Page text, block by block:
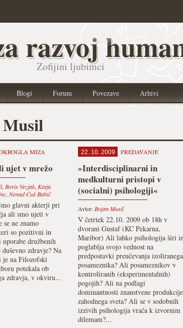
razvoj
Zofijini ljubimci
Blogi Forum Povezave Arhivi
MIZA
ujet v mrežo
, Boris Vezjak, Katja
, Nenad Čuš Babič
glavni akterji pri
ali smo ujeti v
se ne znamo
so pozitivni in
družbenih
zdravje? Na
na Filozofski
potekala ob
zdravja, v okviru...
22. 10. 2009 PREDAVANJE
»Interdisciplinarni in
medkulturni pristopi v
(socialni) psihologiji«
Avtor: Bojan Musil
V četrtek 22.10. 2009 ob 18h v
dvorani Gustaf (KC Pekarna,
Maribor) Ali lahko psihologija širi
poglablja svojo vednost na
predpostavki preučevanja izoliranega
posameznika? Ali posameznikov v
kontroliranih (eksperimentalnih)
pogojih? Ali na podlagi
dominantnosti znanstvene produkcije
zahodnega sveta? Ali se v sodobnih
izzivih psihologija vrača k izvornim
dilemam?...